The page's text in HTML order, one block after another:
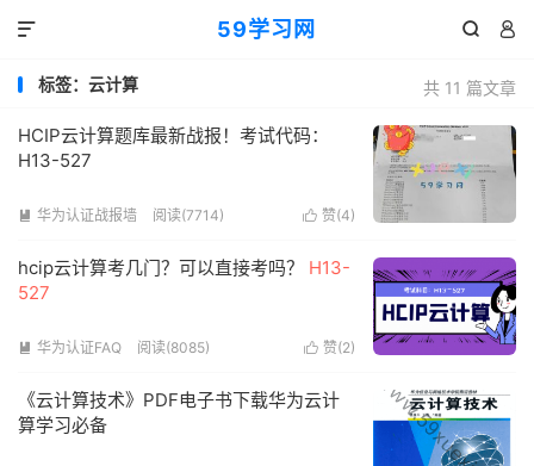
59学习网  

共 11 篇文章
标签：云计算
HCIP云计算题库最新战报！考试代码：
H13-527
 赞(4)
 华为认证战报墙 阅读(7714)
hcip云计算考几门？可以直接考吗？ H13-
527
 赞(2)
 华为认证FAQ 阅读(8085)
《云计算技术》PDF电子书下载华为云计
算学习必备